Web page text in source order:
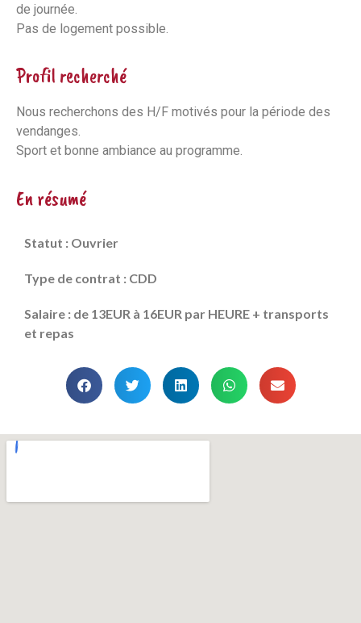
de journée.
Pas de logement possible.
Profil recherché
Nous recherchons des H/F motivés pour la période des
vendanges.
Sport et bonne ambiance au programme.
En résumé
Statut : Ouvrier
Type de contrat : CDD
Salaire : de 13EUR à 16EUR par HEURE + transports
et repas